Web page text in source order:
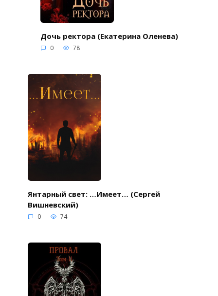
Дочь ректора (Екатерина Оленева)
0 78
Янтарный свет: …Имеет… (Сергей
Вишневский)
0 74